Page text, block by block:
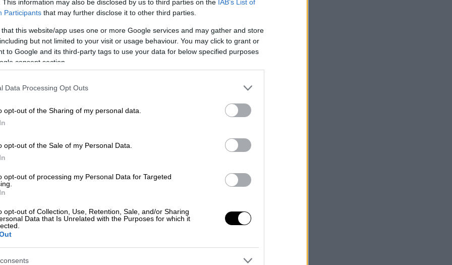
This information may also be disclosed by us to third parties on the IAB’s List of
Participants that may further disclose it to other third parties.
that this website/app uses one or more Google services and may gather and store
but not limited to your visit or usage behaviour. You may click to grant or
to Google and its third-party tags to use your data for below specified purposes
consent section.
Data Processing Opt Outs
opt-out of the Sharing of my personal data.
opt-out of the Sale of my Personal Data.
opt-out of processing my Personal Data for Targeted
opt-out of Collection, Use, Retention, Sale, and/or Sharing
Data that Is Unrelated with the Purposes for which it
Υόρκης στην κορυφή της
Έχει αποκτήσει μεγάλη φήμη για
για το Μουσείο της
ανάπτυξης του οργανισμού και,
του θέση στην Ακαδημία.
και μετά την πρώτη του σημαντική
της Νέας Υόρκης– συνέχισε
τη ζωή
στρατηγικός σύμβουλος πολιτικής και
θα άλλαζε την πορεία της ζωής του, τον
πιστέψει πόσα γνώριζα για τον
είπε ότι ήθελε να μειώσει την
φέρει κάποιον στο Sundance για να
ιδιώτες. Με ρώτησε αν θα με ενδιέφερε.